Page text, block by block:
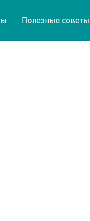
Полезные советы